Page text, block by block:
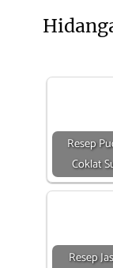
Resep
Coklat
Resep